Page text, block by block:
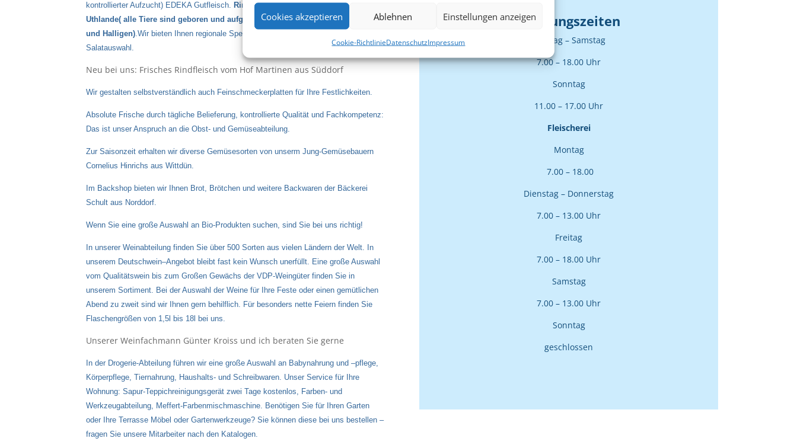
Cookies akzeptieren Ablehnen Einstellungen anzeigen
Cookie-RichtlinieDatenschutzImpressum
kontrollierter Aufzucht) EDEKA Gutfleisch. Rind und Lammfleisch aus der Region
Uthlande( alle Tiere sind geboren und aufgezogen auf den nordfriesischen Inseln
und Halligen).Wir bieten Ihnen regionale Spezialitäten sowie einer großen Käse- und
Salatauswahl.
Neu bei uns: Frisches Rindfleisch vom Hof Martinen aus Süddorf
Wir gestalten selbstverständlich auch Feinschmeckerplatten für Ihre Festlichkeiten.
Absolute Frische durch tägliche Belieferung, kontrollierte Qualität und Fachkompetenz:
Das ist unser Anspruch an die Obst- und Gemüseabteilung.
Zur Saisonzeit erhalten wir diverse Gemüsesorten von unserm Jung-Gemüsebauern
Cornelius Hinrichs aus Wittdün.
Im Backshop bieten wir Ihnen Brot, Brötchen und weitere Backwaren der Bäckerei
Schult aus Norddorf.
Wenn Sie eine große Auswahl an Bio-Produkten suchen, sind Sie bei uns richtig!
In unserer Weinabteilung finden Sie über 500 Sorten aus vielen Ländern der Welt. In
unserem Deutschwein–Angebot bleibt fast kein Wunsch unerfüllt. Eine große Auswahl
vom Qualitätswein bis zum Großen Gewächs der VDP-Weingüter finden Sie in
unserem Sortiment. Bei der Auswahl der Weine für Ihre Feste oder einen gemütlichen
Abend zu zweit sind wir Ihnen gern behilflich. Für besonders nette Feiern finden Sie
Flaschengrößen von 1,5l bis 18l bei uns.
Unserer Weinfachmann Günter Kroiss und ich beraten Sie gerne
In der Drogerie-Abteilung führen wir eine große Auswahl an Babynahrung und –pflege,
Körperpflege, Tiernahrung, Haushalts- und Schreibwaren. Unser Service für Ihre
Wohnung: Sapur-Teppichreinigungsgerät zwei Tage kostenlos, Farben- und
Werkzeugabteilung, Meffert-Farbenmischmaschine. Benötigen Sie für Ihren Garten
oder Ihre Terrasse Möbel oder Gartenwerkzeuge? Sie können diese bei uns bestellen –
fragen Sie unsere Mitarbeiter nach den Katalogen.
Öffnungszeiten
Montag – Samstag
7.00 – 18.00 Uhr
Sonntag
11.00 – 17.00 Uhr
Fleischerei
Montag
7.00 – 18.00
Dienstag – Donnerstag
7.00 – 13.00 Uhr
Freitag
7.00 – 18.00 Uhr
Samstag
7.00 – 13.00 Uhr
Sonntag
geschlossen